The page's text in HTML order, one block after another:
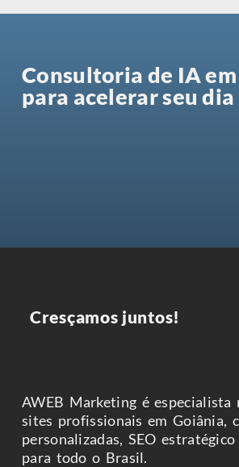
Consultoria de IA
para acelerar seu dia
Cresçamos juntos!
AWEB Marketing é especialista
sites profissionais em Goiânia,
personalizadas, SEO
para todo o Brasil.